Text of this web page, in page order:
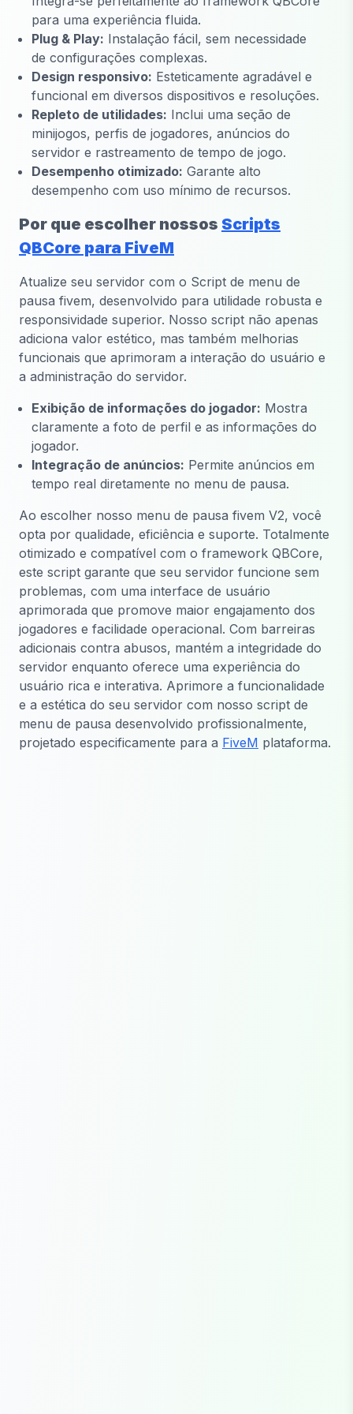
para uma experiência fluida.
Plug & Play: Instalação fácil, sem necessidade
de configurações complexas.
Design responsivo: Esteticamente agradável e
funcional em diversos dispositivos e resoluções.
Repleto de utilidades: Inclui uma seção de
minijogos, perfis de jogadores, anúncios do
servidor e rastreamento de tempo de jogo.
Desempenho otimizado: Garante alto
desempenho com uso mínimo de recursos.
Por que escolher nossos Scripts
QBCore para FiveM
Atualize seu servidor com o Script de menu de
pausa fivem, desenvolvido para utilidade robusta e
responsividade superior. Nosso script não apenas
adiciona valor estético, mas também melhorias
funcionais que aprimoram a interação do usuário e
a administração do servidor.
Exibição de informações do jogador: Mostra
claramente a foto de perfil e as informações do
jogador.
Integração de anúncios: Permite anúncios em
tempo real diretamente no menu de pausa.
Ao escolher nosso menu de pausa fivem V2, você
opta por qualidade, eficiência e suporte. Totalmente
otimizado e compatível com o framework QBCore,
este script garante que seu servidor funcione sem
problemas, com uma interface de usuário
aprimorada que promove maior engajamento dos
jogadores e facilidade operacional. Com barreiras
adicionais contra abusos, mantém a integridade do
servidor enquanto oferece uma experiência do
usuário rica e interativa. Aprimore a funcionalidade
e a estética do seu servidor com nosso script de
menu de pausa desenvolvido profissionalmente,
projetado especificamente para a FiveM plataforma.